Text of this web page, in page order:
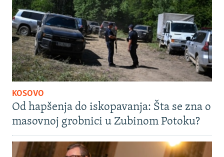
KOSOVO
Od hapšenja do iskopavanja: Šta se zna o
masovnoj grobnici u Zubinom Potoku?